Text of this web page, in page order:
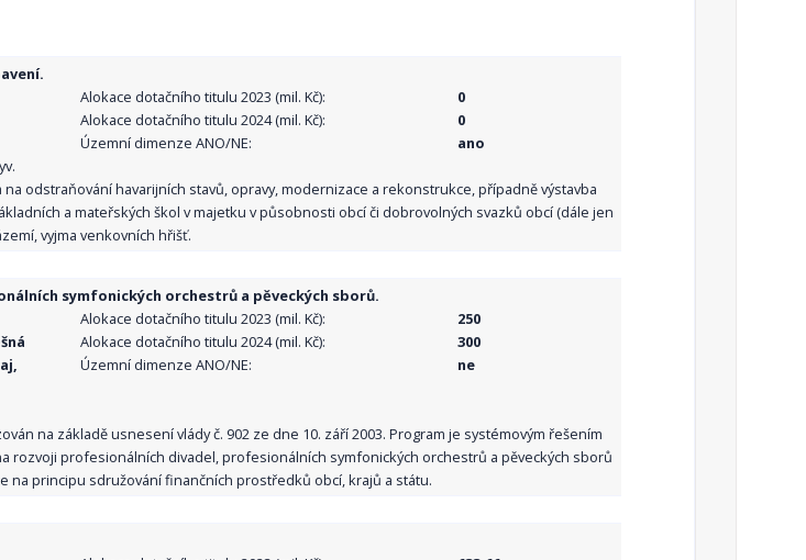
Alokace dotačního titulu 2023 (mil. Kč):
0
Alokace dotačního titulu 2024 (mil. Kč):
0
Územní dimenze ANO/NE:
ano
na odstraňování havarijních stavů, opravy, modernizace a rekonstrukce, případně výstavba
a mateřských škol v majetku v působnosti obcí či dobrovolných svazků obcí (dále jen
vyjma venkovních hřišť.
symfonických orchestrů a pěveckých sborů.
Alokace dotačního titulu 2023 (mil. Kč):
250
Alokace dotačního titulu 2024 (mil. Kč):
300
Územní dimenze ANO/NE:
ne
na základě usnesení vlády č. 902 ze dne 10. září 2003. Program je systémovým řešením
rozvoji profesionálních divadel, profesionálních symfonických orchestrů a pěveckých sborů
na principu sdružování finančních prostředků obcí, krajů a státu.